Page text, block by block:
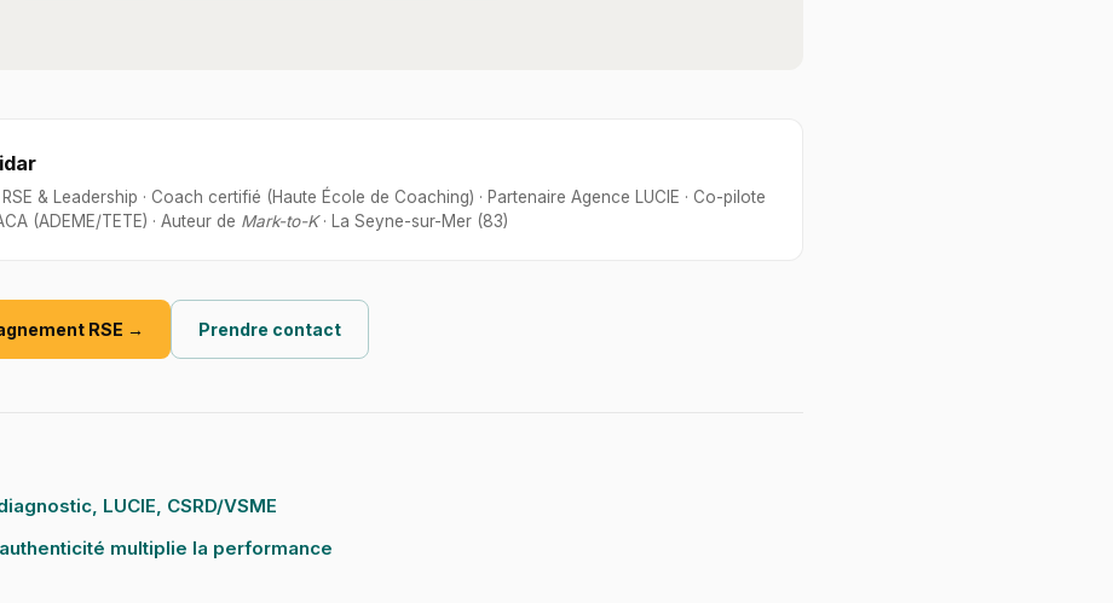
& Leadership · Coach certifié (Haute École de Coaching) · Partenaire Agence LUCIE · Co-pilote
(ADEME/TETE) · Auteur de Mark-to-K· La Seyne-sur-Mer (83)
RSE → Prendre contact
LUCIE, CSRD/VSME
multiplie la performance